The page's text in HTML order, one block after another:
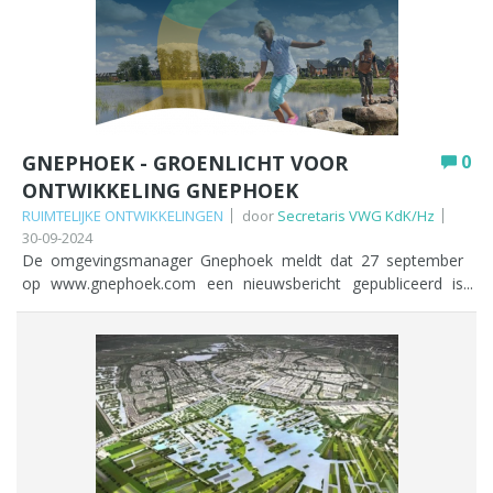
waarop de omgevingseffecten van de ontwikkeling van
deGnephoek onderzocht en beschreven zullen worden.
Download NRD
0
GNEPHOEK - GROENLICHT VOOR
ONTWIKKELING GNEPHOEK
RUIMTELIJKE ONTWIKKELINGEN door Secretaris VWG KdK/Hz
30-09-2024
De omgevingsmanager Gnephoek meldt dat 27 september
op www.gnephoek.com een nieuwsbericht gepubliceerd is
getiteld Groen licht voor ontwikkeling Gnephoek Dit betekent
dat de volgende fase gaat starten, en dat we o.a. samen met
participanten aan de slag gaan met het opstellen van het
Masterplan. In november 2024 zal de eerste
informatiebijeenkomst georganiseerd worden, en in januari
2025 starten we met de participatiewerkgroepen. COPY
PERSBERICHT Ondertekening afspraken over woningbouw
en natuurontwikkeling Gnephoek Gemeente, provincie, regio